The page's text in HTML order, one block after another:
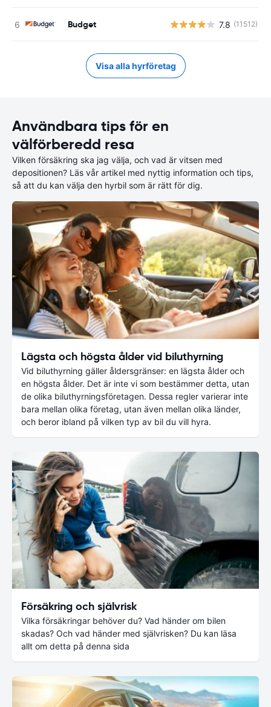
Budget 7.8 (11512)
Visa alla hyrföretag
Användbara tips för en
välförberedd resa
Vilken försäkring ska jag välja, och vad är vitsen med
depositionen? Läs vår artikel med nyttig information och tips,
så att du kan välja den hyrbil som är rätt för dig.
Lägsta och högsta ålder vid biluthyrning
Vid biluthyrning gäller åldersgränser: en lägsta ålder och
en högsta ålder. Det är inte vi som bestämmer detta, utan
de olika biluthyrningsföretagen. Dessa regler varierar inte
bara mellan olika företag, utan även mellan olika länder,
och beror ibland på vilken typ av bil du vill hyra.
Försäkring och självrisk
Vilka försäkringar behöver du? Vad händer om bilen
skadas? Och vad händer med självrisken? Du kan läsa
allt om detta på denna sida